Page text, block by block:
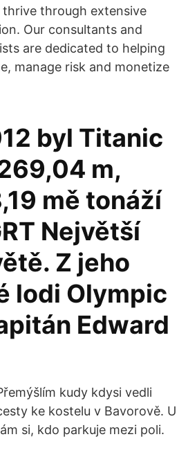
thrive through extensive
Our consultants and
are dedicated to helping
manage risk and monetize
byl Titanic
m,
mě tonáží
Největší
Z jeho
lodi Olympic
Edward
kudy kdysi vedli
ke kostelu v Bavorově. U
si, kdo parkuje mezi poli.